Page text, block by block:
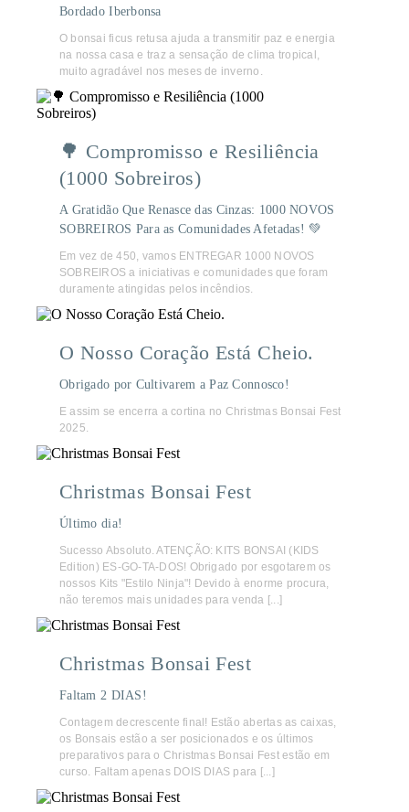
Bordado Iberbonsa
O bonsai ficus retusa ajuda a transmitir paz e energia
na nossa casa e traz a sensação de clima tropical,
muito agradável nos meses de inverno.
🌳 Compromisso e Resiliência
(1000 Sobreiros)
A Gratidão Que Renasce das Cinzas: 1000 NOVOS
SOBREIROS Para as Comunidades Afetadas! 💚
Em vez de 450, vamos ENTREGAR 1000 NOVOS
SOBREIROS a iniciativas e comunidades que foram
duramente atingidas pelos incêndios.
O Nosso Coração Está Cheio.
Obrigado por Cultivarem a Paz Connosco!
E assim se encerra a cortina no Christmas Bonsai Fest
2025.
Christmas Bonsai Fest
Último dia!
Sucesso Absoluto. ATENÇÃO: KITS BONSAI (KIDS
Edition) ES-GO-TA-DOS! Obrigado por esgotarem os
nossos Kits "Estilo Ninja"! Devido à enorme procura,
não teremos mais unidades para venda [...]
Christmas Bonsai Fest
Faltam 2 DIAS!
Contagem decrescente final! Estão abertas as caixas,
os Bonsais estão a ser posicionados e os últimos
preparativos para o Christmas Bonsai Fest estão em
curso. Faltam apenas DOIS DIAS para [...]